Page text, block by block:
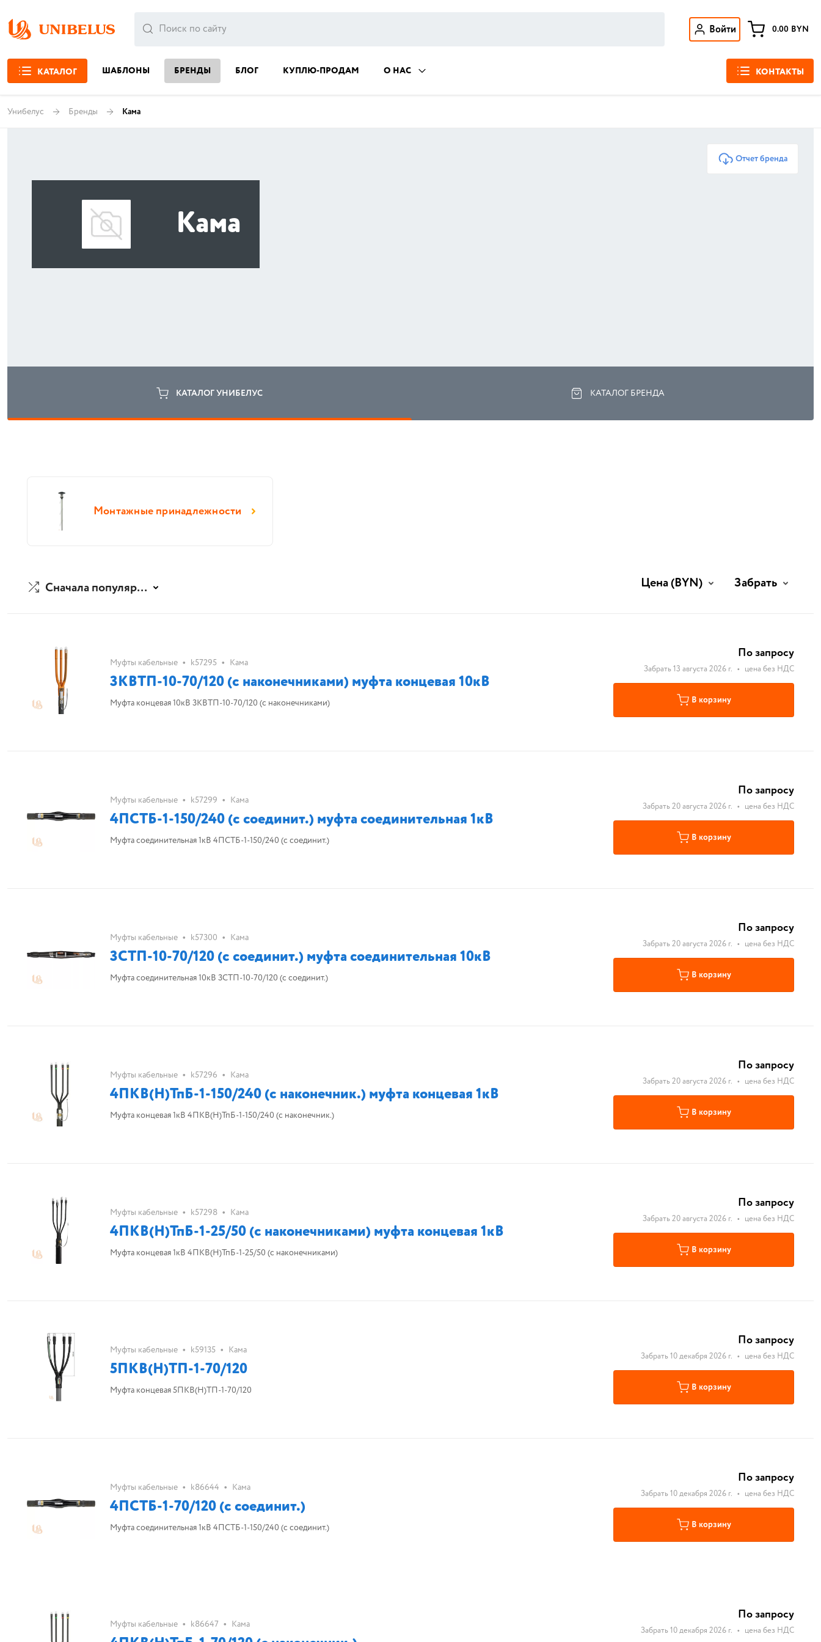
Войти 0.00 BYN
КАТАЛОГ ШАБЛОНЫ БРЕНДЫ БЛОГ КУПЛЮ-ПРОДАМ О НАС КОНТАКТЫ
Унибелус Бренды Кама
Отчет бренда
Кама
КАТАЛОГ УНИБЕЛУС КАТАЛОГ БРЕНДА
Монтажные принадлежности
Сначала популярные Цена(BYN) Забрать
Муфты кабельные • k57295 • Кама
3КВТП-10-70/120 (с наконечниками) муфта концевая 10кВ
Муфта концевая 10кВ 3КВТП-10-70/120 (с наконечниками)
По запросу
Забрать 13 августа 2026 г. • цена без НДС
В корзину
Муфты кабельные • k57299 • Кама
4ПСТБ-1-150/240 (с соединит.) муфта соединительная 1кВ
Муфта соединительная 1кВ 4ПСТБ-1-150/240 (с соединит.)
По запросу
Забрать 20 августа 2026 г. • цена без НДС
В корзину
Муфты кабельные • k57300 • Кама
3СТП-10-70/120 (с соединит.) муфта соединительная 10кВ
Муфта соединительная 10кВ 3СТП-10-70/120 (с соединит.)
По запросу
Забрать 20 августа 2026 г. • цена без НДС
В корзину
Муфты кабельные • k57296 • Кама
4ПКВ(H)ТпБ-1-150/240 (с наконечник.) муфта концевая 1кВ
Муфта концевая 1кВ 4ПКВ(H)ТпБ-1-150/240 (с наконечник.)
По запросу
Забрать 20 августа 2026 г. • цена без НДС
В корзину
Муфты кабельные • k57298 • Кама
4ПКВ(H)ТпБ-1-25/50 (с наконечниками) муфта концевая 1кВ
Муфта концевая 1кВ 4ПКВ(H)ТпБ-1-25/50 (с наконечниками)
По запросу
Забрать 20 августа 2026 г. • цена без НДС
В корзину
Муфты кабельные • k59135 • Кама
5ПКВ(Н)ТП-1-70/120
Муфта концевая 5ПКВ(Н)ТП-1-70/120
По запросу
Забрать 10 декабря 2026 г. • цена без НДС
В корзину
Муфты кабельные • k86644 • Кама
4ПСТБ-1-70/120 (с соединит.)
Муфта соединительная 1кВ 4ПСТБ-1-150/240 (с соединит.)
По запросу
Забрать 10 декабря 2026 г. • цена без НДС
В корзину
Муфты кабельные • k86647 • Кама
По запросу
Забрать 10 декабря 2026 г. • цена без НДС